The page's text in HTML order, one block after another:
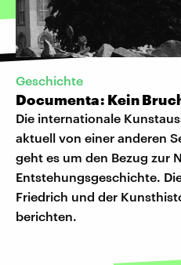
Geschichte
Documenta: Kein
Die internationale
aktuell von einer anderen
geht es um den Bezug zur
Entstehungsgeschichte.
Friedrich und der
berichten.